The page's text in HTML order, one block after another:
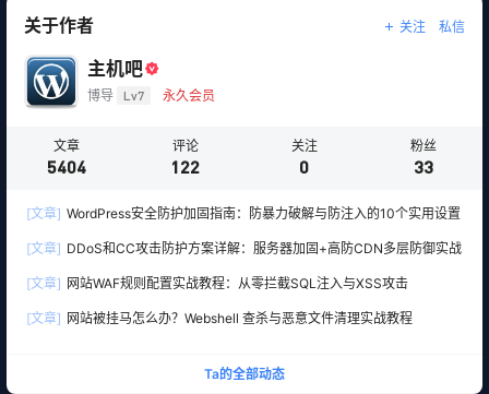
关于作者 关注 私信
主机吧
博导 Lv7 永久会员
文章
5404
评论
122
关注
0
粉丝
33
[文章] WordPress安全防护加固指南：防暴力破解与防注入的10个实用设置
[文章] DDoS和CC攻击防护方案详解：服务器加固+高防CDN多层防御实战
[文章] 网站WAF规则配置实战教程：从零拦截SQL注入与XSS攻击
[文章] 网站被挂马怎么办？Webshell 查杀与恶意文件清理实战教程
Ta的全部动态